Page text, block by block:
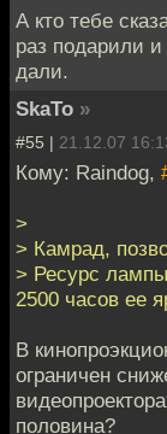
А кто тебе
раз подарили
дали.
SkaTo »
#55 | 21.12.07
Кому: Raindog,
>
> Камрад,
> Ресурс лампы
2500 часов ее
В
ограничен
половина?